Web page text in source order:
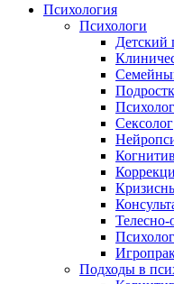
Психология
Психологи
Детский
Сексолог
Подходы в